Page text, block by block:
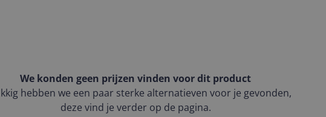
We konden geen prijzen vinden voor dit product
hebben we een paar sterke alternatieven voor je gevonden,
deze vind je verder op de pagina.